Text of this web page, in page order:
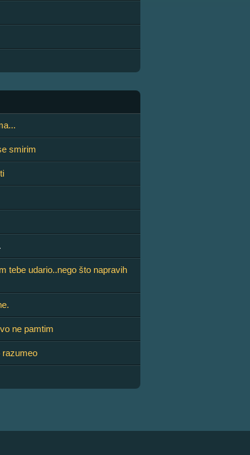
smirim
tebe udario..nego što napravih
ne pamtim
razumeo